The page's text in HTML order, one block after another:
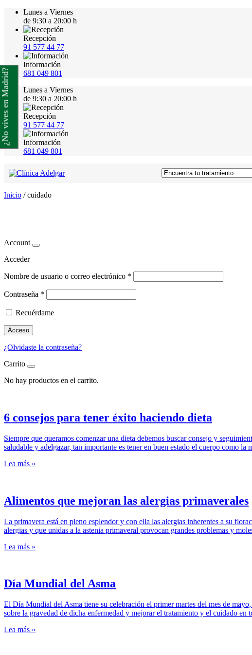
Lunes a Viernes
de 9:30 a 20:00 h
Recepción
91 577 44 77
Información
681 049 801
Lunes a Viernes
de 9:30 a 20:00 h
Recepción
91 577 44 77
Información
681 049 801
Inicio /cuidado
Account
Acceder
Nombre de usuario o correo electrónico *
Contraseña *
Recuérdame
Acceso
¿Olvidaste la contraseña?
Carrito
No hay productos en el carrito.
6 consejos para tener éxito haciendo dieta
Siempre que queramos comenzar una dieta debemos buscar consejo y
saludable y adelgazar, tan importante es tener en buen estado el cuerpo como
Lea más »
Alimentos que mejoran las alergias primaverales
La primavera está en pleno esplendor y con ella las alergias inherentes a su
alergias y que unidas a la astenia primaveral provocan grandes problemas y
Lea más »
Día Mundial del Asma
El Día Mundial del Asma tiene su celebración el primer martes del mes de
sobre la gravedad de dicha enfermedad y mejorar el tratamiento y el cuidado
Lea más »
¿No vives en Madrid?